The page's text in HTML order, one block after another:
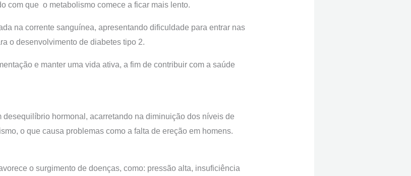
com que o metabolismo comece a ficar mais lento.
na corrente sanguínea, apresentando dificuldade para entrar nas
o desenvolvimento de diabetes tipo 2.
e manter uma vida ativa, a fim de contribuir com a saúde
hormonal, acarretando na diminuição dos níveis de
o que causa problemas como a falta de ereção em homens.
o surgimento de doenças, como: pressão alta, insuficiência